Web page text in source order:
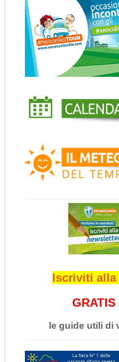
Iscriviti alla
le guide utili di